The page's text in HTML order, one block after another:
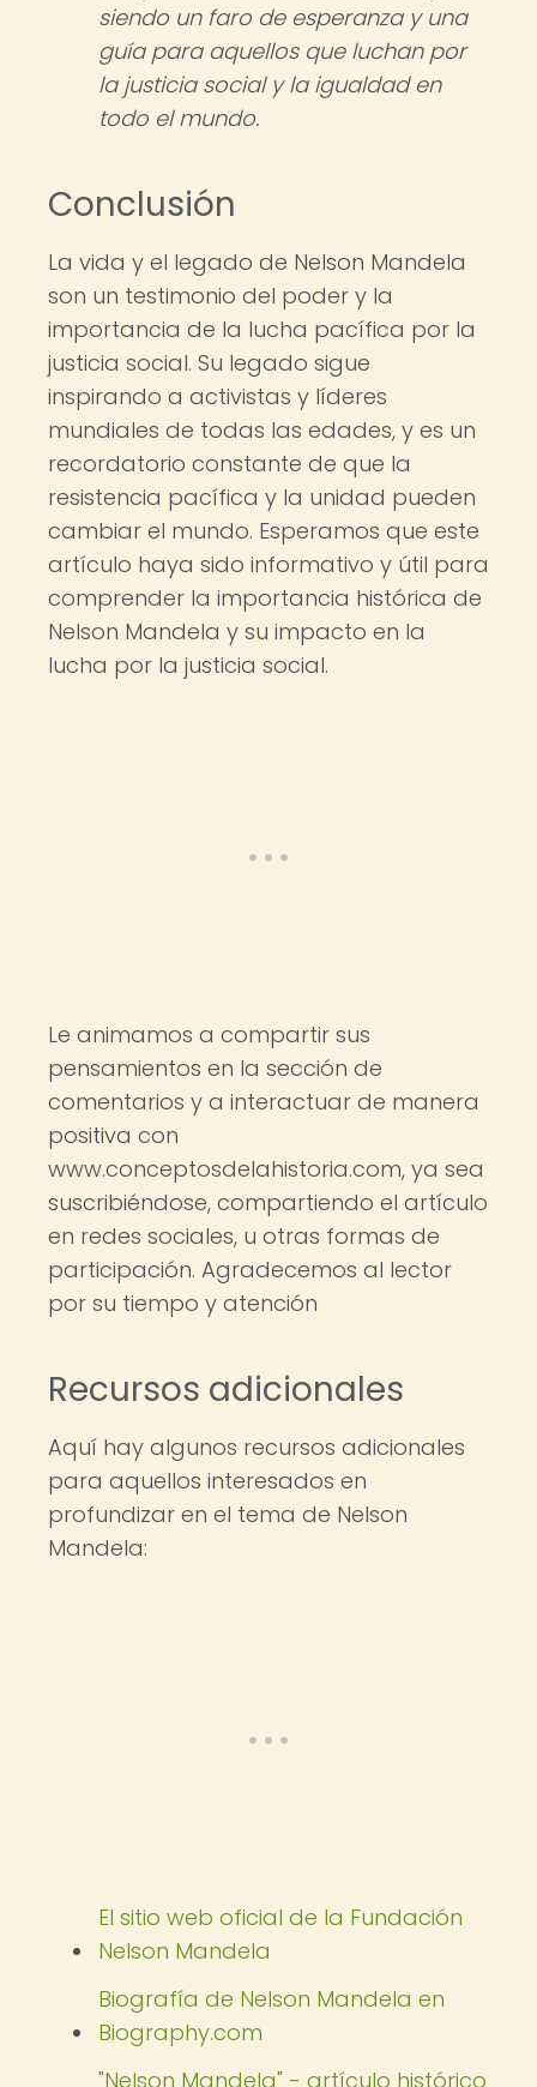
siendo un faro de esperanza y una
guía para aquellos que luchan por
la justicia social y la igualdad en
todo el mundo.
Conclusión
La vida y el legado de Nelson Mandela
son un testimonio del poder y la
importancia de la lucha pacífica por la
justicia social. Su legado sigue
inspirando a activistas y líderes
mundiales de todas las edades, y es un
recordatorio constante de que la
resistencia pacífica y la unidad pueden
cambiar el mundo. Esperamos que este
artículo haya sido informativo y útil para
comprender la importancia histórica de
Nelson Mandela y su impacto en la
lucha por la justicia social.
Le animamos a compartir sus
pensamientos en la sección de
comentarios y a interactuar de manera
positiva con
www.conceptosdelahistoria.com, ya sea
suscribiéndose, compartiendo el artículo
en redes sociales, u otras formas de
participación. Agradecemos al lector
por su tiempo y atención
Recursos adicionales
Aquí hay algunos recursos adicionales
para aquellos interesados en
profundizar en el tema de Nelson
Mandela:
El sitio web oficial de la Fundación
Nelson Mandela
Biografía de Nelson Mandela en
Biography.com
"Nelson Mandela" - artículo histórico